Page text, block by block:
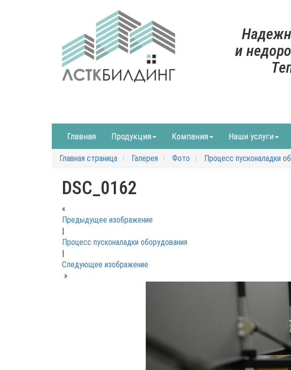
и
Главная Продукция Компания Наши услуги
Главная страница Галерея Фото Процесс пусконаладки
DSC_0162
«
Предыдущее изображение
|
Процесс пусконаладки оборудования
|
Следующее изображение
»